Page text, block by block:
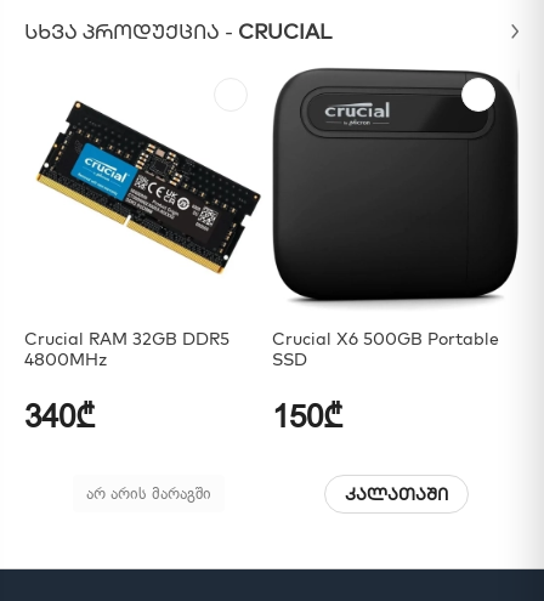
ᲡᲮᲕᲐ ᲞᲠᲝᲓᲣᲥᲪᲘᲐ - CRUCIAL
Crucial RAM 32GB DDR5
4800MHz
340₾
არ არის მარაგში
Crucial X6 500GB Portable
SSD
150₾
კალათაში